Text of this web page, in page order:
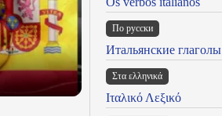
По русски
Итальянские глаголы
Στα ελληνικά
Ιταλικό Λεξικό